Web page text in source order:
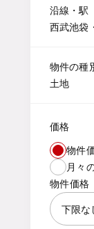
沿線・駅
西武池袋
物件の種
土地
価格
物件
月々
物件価格